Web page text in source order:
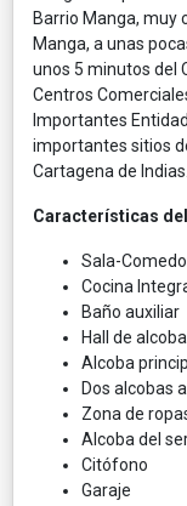
Barrio Manga, muy
Manga, a unas
unos 5 minutos del
Centros
Importantes
importantes sitios
Cartagena de Indias.
Características
Sala-
Cocina
Baño auxiliar
Hall de
Alcoba
Dos alcobas
Zona de
Alcoba del
Citófono
Garaje